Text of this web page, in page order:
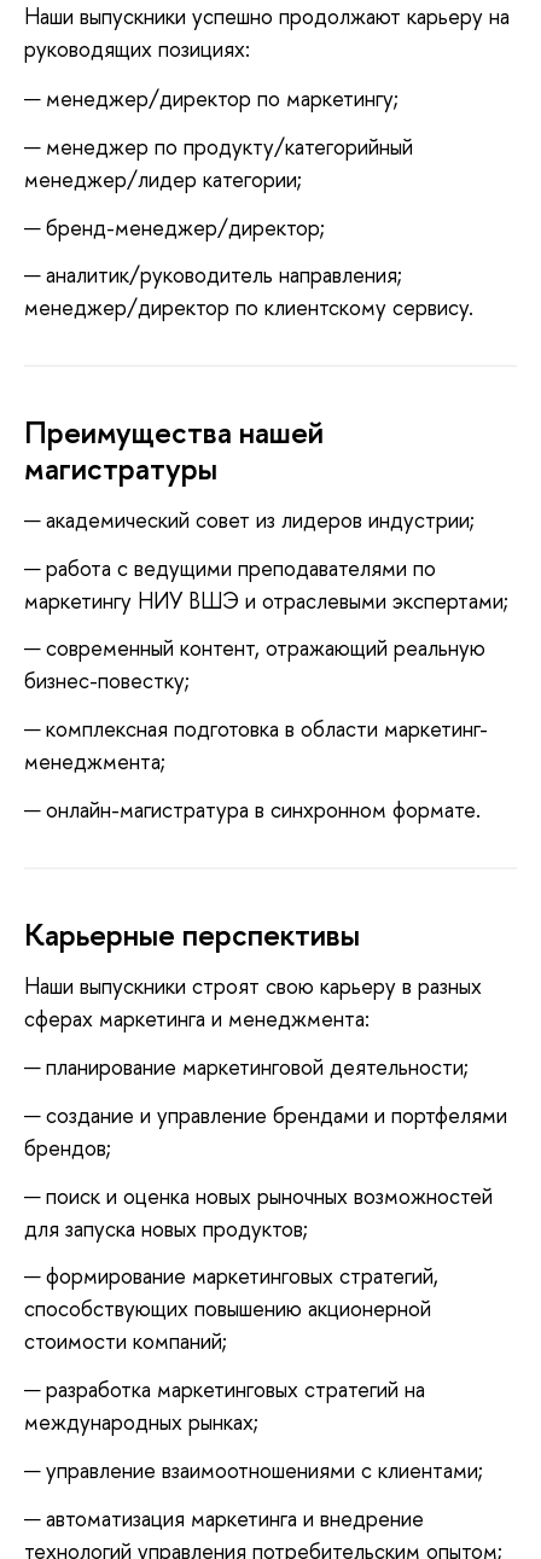
Наши выпускники успешно продолжают карьеру на
руководящих позициях:
менеджер/директор по маркетингу;
менеджер по продукту/категорийный
менеджер/лидер категории;
бренд-менеджер/директор;
аналитик/руководитель направления;
менеджер/директор по клиентскому сервису.
Преимущества нашей
магистратуры
академический совет из лидеров индустрии;
работа с ведущими преподавателями по
маркетингу НИУ ВШЭ и отраслевыми экспертами;
современный контент, отражающий реальную
бизнес-повестку;
комплексная подготовка в области маркетинг-
менеджмента;
онлайн-магистратура в синхронном формате.
Карьерные перспективы
Наши выпускники строят свою карьеру в разных
сферах маркетинга и менеджмента:
планирование маркетинговой деятельности;
создание и управление брендами и портфелями
брендов;
поиск и оценка новых рыночных возможностей
для запуска новых продуктов;
формирование маркетинговых стратегий,
способствующих повышению акционерной
стоимости компаний;
разработка маркетинговых стратегий на
международных рынках;
управление взаимоотношениями с клиентами;
автоматизация маркетинга и внедрение
технологий управления потребительским опытом;